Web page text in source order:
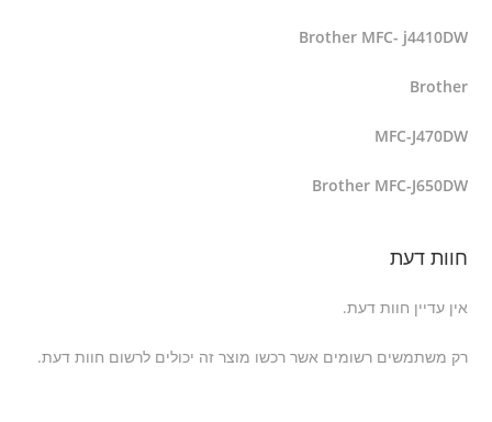
Brother MFC- j4410DW
Brother
MFC-J470DW
Brother MFC-J650DW
חוות דעת
אין עדיין חוות דעת.
רק משתמשים רשומים אשר רכשו מוצר זה יכולים לרשום חוות דעת.